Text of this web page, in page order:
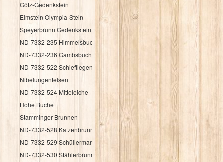
Götz-Gedenkstein
Elmstein Olympia-Stein
Speyerbrunn Gedenkstein HK 1987
ND-7332-235 Himmelsbuche
ND-7332-236 Gambsbuche
ND-7332-522 Schiefliegender Fels
Nibelungenfelsen
ND-7332-524 Mitteleiche
Hohe Buche
Stamminger Brunnen
ND-7332-528 Katzenbrunnen
ND-7332-529 Schüllermannsbrunnen
ND-7332-530 Stählerbrunnen